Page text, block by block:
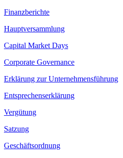
Finanzberichte
Hauptversammlung
Capital Market Days
Corporate Governance
Erklärung zur Unternehmensführung
Entsprechenserklärung
Vergütung
Satzung
Geschäftsordnung